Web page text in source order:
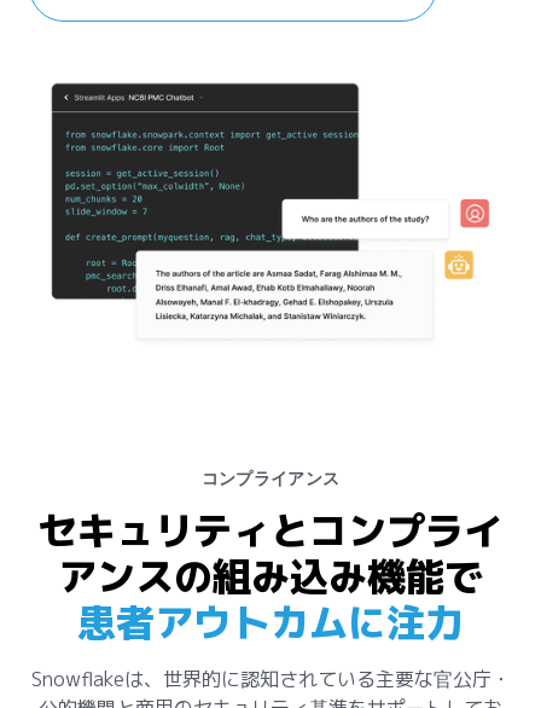
商用エンゲージメントのパーソナライズ
コンプライアンス
セキュリティとコンプライ
アンスの組み込み機能で
患者アウトカムに注力
Snowflakeは、世界的に認知されている主要な官公庁・